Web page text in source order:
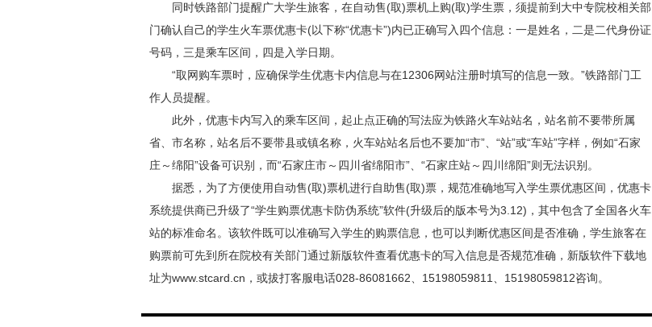
同时铁路部门提醒广大学生旅客，在自动售(取)票机上购(取)学生票，须提前到大中专院校相关部
门确认自己的学生火车票优惠卡(以下称“优惠卡”)内已正确写入四个信息：一是姓名，二是二代身份证
号码，三是乘车区间，四是入学日期。
“取网购车票时，应确保学生优惠卡内信息与在12306网站注册时填写的信息一致。”铁路部门工
作人员提醒。
此外，优惠卡内写入的乘车区间，起止点正确的写法应为铁路火车站站名，站名前不要带所属
省、市名称，站名后不要带县或镇名称，火车站站名后也不要加“市”、“站”或“车站”字样，例如“石家
庄～绵阳”设备可识别，而“石家庄市～四川省绵阳市”、“石家庄站～四川绵阳”则无法识别。
据悉，为了方便使用自动售(取)票机进行自助售(取)票，规范准确地写入学生票优惠区间，优惠卡
系统提供商已升级了“学生购票优惠卡防伪系统”软件(升级后的版本号为3.12)，其中包含了全国各火车
站的标准命名。该软件既可以准确写入学生的购票信息，也可以判断优惠区间是否准确，学生旅客在
购票前可先到所在院校有关部门通过新版软件查看优惠卡的写入信息是否规范准确，新版软件下载地
址为www.stcard.cn，或拔打客服电话028-86081662、15198059811、15198059812咨询。